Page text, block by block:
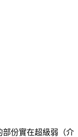
部份實在超級弱（介